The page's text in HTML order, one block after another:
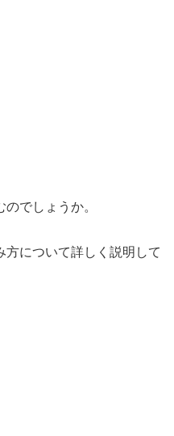
でしょうか。
方について詳しく説明して